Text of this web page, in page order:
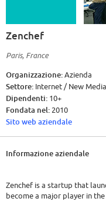
Zenchef
Paris, France
Organizzazione:Azienda
Settore: Internet / New Media
Dipendenti: 10+
Fondata nel: 2010
Sito web aziendale
Informazione aziendale
Zenchef is a startup that
become a major player in